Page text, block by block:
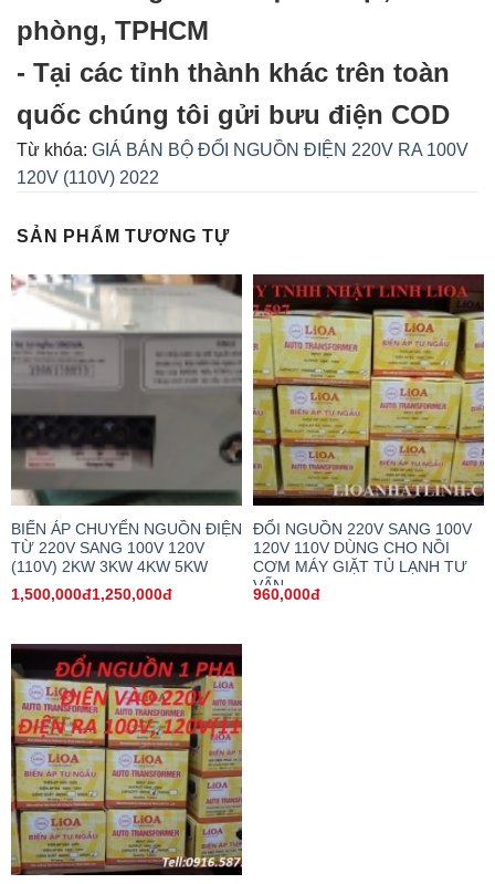
phòng, TPHCM
- Tại các tỉnh thành khác trên toàn
quốc chúng tôi gửi bưu điện COD
Từ khóa: GIÁ BÁN BỘ ĐỔI NGUỒN ĐIỆN 220V RA 100V
120V (110V) 2022
SẢN PHẨM TƯƠNG TỰ
BIẾN ÁP CHUYỂN NGUỒN ĐIỆN
TỪ 220V SANG 100V 120V
(110V) 2KW 3KW 4KW 5KW
1,500,000đ1,250,000đ
ĐỔI NGUỒN 220V SANG 100V
120V 110V DÙNG CHO NỒI
CƠM MÁY GIẶT TỦ LẠNH TƯ
VẤN
960,000đ